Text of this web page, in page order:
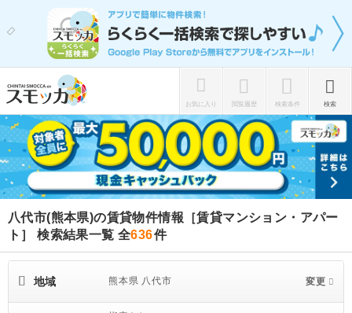
お気に入り 閲覧履歴 検索条件 検索
八代市(熊本県)の賃貸物件情報［賃貸マンション・アパー
ト］ 検索結果一覧 全636件
地域 熊本県 八代市 変更